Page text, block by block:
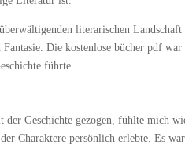
literarischen
Die kostenlose bücher pdf
führte.
Geschichte gezogen, fühlte mich
Charaktere persönlich erlebte. Es